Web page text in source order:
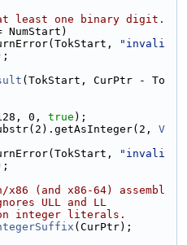
least one binary digit.
NumStart)
"invali
(TokStart, CurPtr - To
0, true );
V
"invali
(and x86-64) assembl
ULL and LL
integer literals.
(CurPtr);